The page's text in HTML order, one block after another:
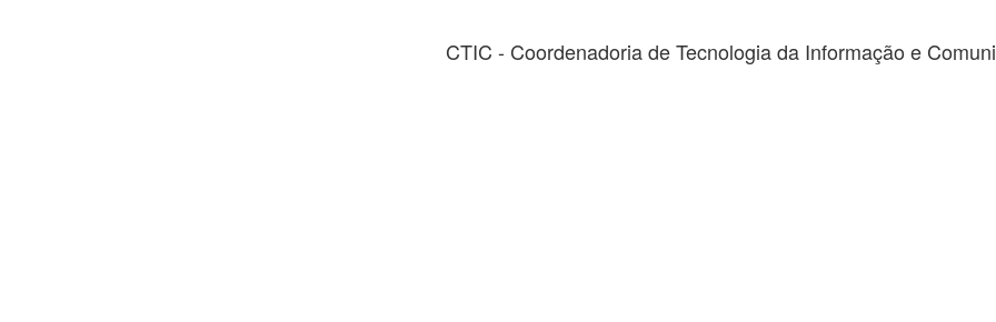
CTIC - Coordenadoria de Tecnologia da Informação e